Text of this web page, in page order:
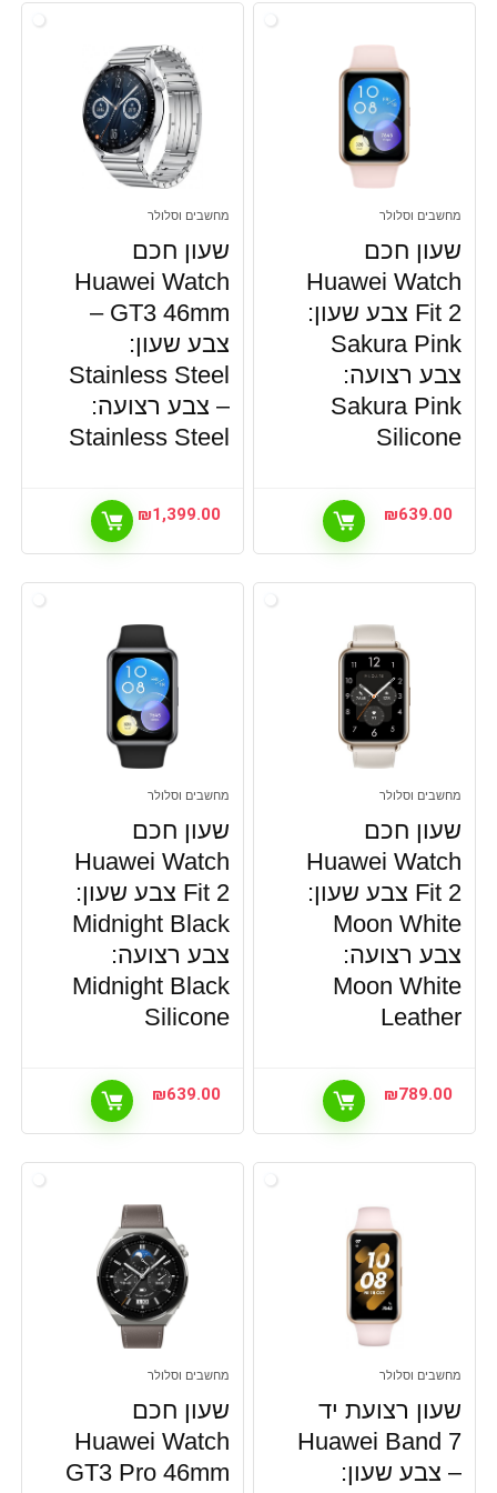
שעונים חכמים
כל הקטגוריות
מחשבים וסלולר
שעון חכם
Huawei Watch
Fit 2 צבע שעון:
Sakura Pink
צבע רצועה:
Sakura Pink
Silicone
₪639.00
מחשבים וסלולר
שעון חכם
Huawei Watch
GT3 46mm –
צבע שעון:
Stainless Steel
– צבע רצועה:
Stainless Steel
₪1,399.00
מחשבים וסלולר
שעון חכם
Huawei Watch
Fit 2 צבע שעון:
Moon White
צבע רצועה:
Moon White
Leather
₪789.00
מחשבים וסלולר
שעון חכם
Huawei Watch
Fit 2 צבע שעון:
Midnight Black
צבע רצועה:
Midnight Black
Silicone
₪639.00
מחשבים וסלולר
שעון רצועת יד
Huawei Band 7
– צבע שעון:
מחשבים וסלולר
שעון חכם
Huawei Watch
GT3 Pro 46mm